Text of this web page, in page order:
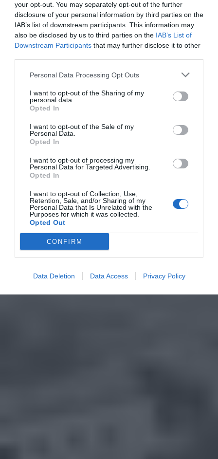
your opt-out. You may separately opt-out of the further
disclosure of your personal information by third parties on the
IAB’s list of downstream participants. This information may
also be disclosed by us to third parties on the IAB’s List of
Downstream Participants that may further disclose it to other
Personal Data Processing Opt Outs
I want to opt-out of the Sharing of my
personal data.
Opted In
I want to opt-out of the Sale of my
Personal Data.
Opted In
I want to opt-out of processing my
Personal Data for Targeted Advertising.
Opted In
I want to opt-out of Collection, Use,
Retention, Sale, and/or Sharing of my
Personal Data that Is Unrelated with the
Purposes for which it was collected.
Opted Out
CONFIRM
Data Deletion Data Access Privacy Policy